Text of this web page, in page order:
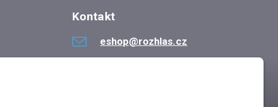
Kontakt
eshop@rozhlas.cz